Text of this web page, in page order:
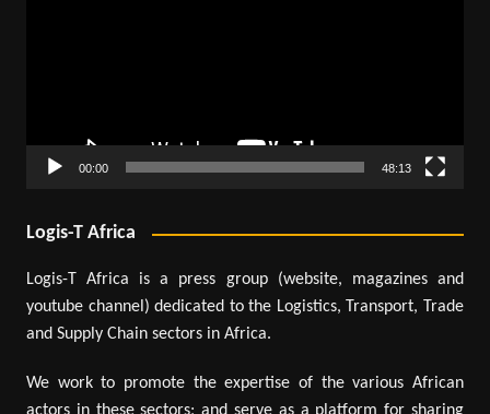
00:00 48:13
Logis-T Africa
Logis-T Africa is a press group (website, magazines and
youtube channel) dedicated to the Logistics, Transport, Trade
and Supply Chain sectors in Africa.
We work to promote the expertise of the various African